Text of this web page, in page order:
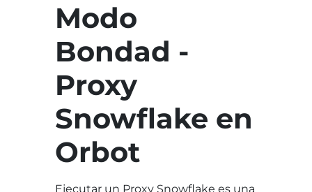
Modo
Bondad -
Proxy
Snowflake en
Orbot
Ejecutar un Proxy Snowflake es una